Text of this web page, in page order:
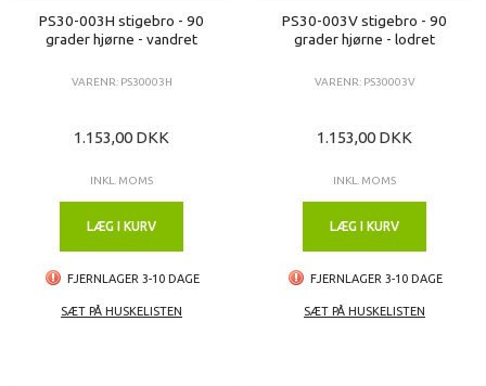
PS30-003H stigebro - 90
grader hjørne - vandret
VARENR: PS30003H
1.153,00 DKK
INKL. MOMS
LÆG I KURV
FJERNLAGER 3-10 DAGE
SÆT PÅ HUSKELISTEN
PS30-003V stigebro - 90
grader hjørne - lodret
VARENR: PS30003V
1.153,00 DKK
INKL. MOMS
LÆG I KURV
FJERNLAGER 3-10 DAGE
SÆT PÅ HUSKELISTEN